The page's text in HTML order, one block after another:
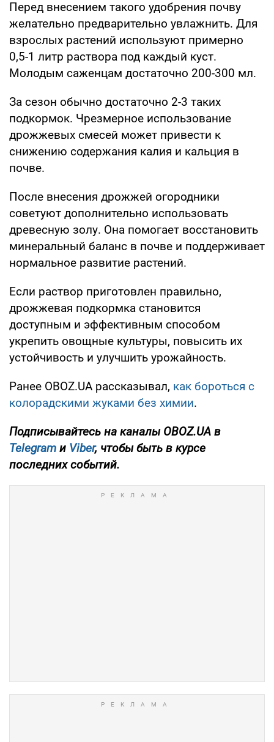
Перед внесением такого удобрения почву
желательно предварительно увлажнить. Для
взрослых растений используют примерно
0,5-1 литр раствора под каждый куст.
Молодым саженцам достаточно 200-300 мл.
За сезон обычно достаточно 2-3 таких
подкормок. Чрезмерное использование
дрожжевых смесей может привести к
снижению содержания калия и кальция в
почве.
После внесения дрожжей огородники
советуют дополнительно использовать
древесную золу. Она помогает восстановить
минеральный баланс в почве и поддерживает
нормальное развитие растений.
Если раствор приготовлен правильно,
дрожжевая подкормка становится
доступным и эффективным способом
укрепить овощные культуры, повысить их
устойчивость и улучшить урожайность.
Ранее OBOZ.UA рассказывал, как бороться с
колорадскими жуками без химии.
Подписывайтесь на каналы OBOZ.UA в
Telegram и Viber, чтобы быть в курсе
последних событий.